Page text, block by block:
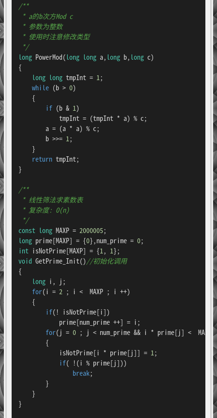
/**
* a的b次方Mod c
* 参数为整数
* 使用时注意修改类型
*/
long PowerMod(long long a, long b, long c)
{
long long tmpInt = 1 ;
while (b > 0)
    {
if (b & 1)
            tmpInt = (tmpInt * a) % c;
        a = (a * a) % c;
        b >>=
1 ;
    }
return tmpInt;
}
/**
* 线性筛法求素数表
* 复杂度: O(n)
*/
const long MAXP = 2000005
long prime[MAXP] = {0},num_prime = 0
int isNotPrime[MAXP] = {1 , 1
void GetPrime_Init() //初始化调用
{
long i, j;
for(i = 2 ; i <  MAXP ; i ++)
    {
if(! isNotPrime[i])
            prime[num_prime ++] = i;
for(j = 0 ; j < num_prime && i * prime[j] <
        {
            isNotPrime[i * prime[j]] =
1 ;
if( !(i % prime[j]))
break;
        }
    }
}